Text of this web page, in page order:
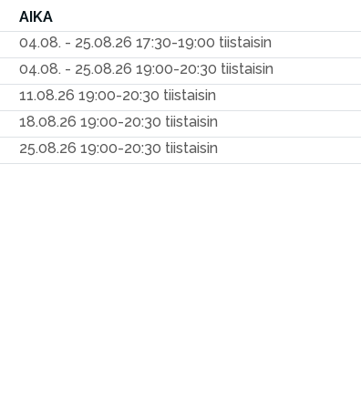
AIKA
04.08. - 25.08.26 17:30-19:00 tiistaisin
04.08. - 25.08.26 19:00-20:30 tiistaisin
11.08.26 19:00-20:30 tiistaisin
18.08.26 19:00-20:30 tiistaisin
25.08.26 19:00-20:30 tiistaisin